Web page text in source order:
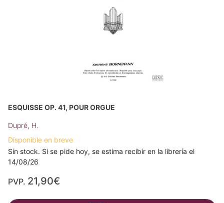
ESQUISSE OP. 41, POUR ORGUE
Dupré, H.
Disponible en breve
Sin stock. Si se pide hoy, se estima recibir en la librería el
14/08/26
PVP. 21,90€